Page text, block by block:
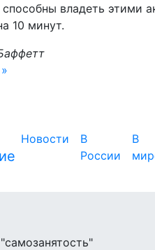
владеть этими
10 минут.
Новости
В
России
В